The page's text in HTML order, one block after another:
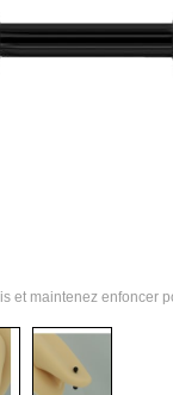
et maintenez enfoncer